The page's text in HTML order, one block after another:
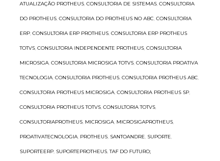
ATUALIZAÇÃO PROTHEUS, CONSULTORIA DE SISTEMAS, CONSULTORIA
DO PROTHEUS, CONSULTORIA DO PROTHEUS NO ABC, CONSULTORIA
ERP, CONSULTORIA ERP PROTHEUS, CONSULTORIA ERP PROTHEUS
TOTVS, CONSULTORIA INDEPENDENTE PROTHEUS, CONSULTORIA
MICROSIGA, CONSULTORIA MICROSIGA TOTVS, CONSULTORIA PROATIVA
TECNOLOGIA, CONSULTORIA PROTHEUS, CONSULTORIA PROTHEUS ABC,
CONSULTORIA PROTHEUS MICROSIGA, CONSULTORIA PROTHEUS SP,
CONSULTORIA PROTHEUS TOTVS, CONSULTORIA TOTVS,
CONSULTORIAPROTHEUS, MICROSIGA, MICROSIGAPROTHEUS,
PROATIVATECNOLOGIA, PROTHEUS, SANTOANDRE, SUPORTE,
SUPORTEERP, SUPORTEPROTHEUS,TAF DO FUTURO;